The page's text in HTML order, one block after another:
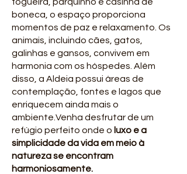
boneca, o espaço proporciona
momentos de paz e relaxamento. Os
animais, incluindo cães, gatos,
galinhas e gansos, convivem em
harmonia com os hóspedes. Além
disso, a Aldeia possui áreas de
contemplação, fontes e lagos que
enriquecem ainda mais o
ambiente.Venha desfrutar de um
refúgio perfeito onde o luxo e a
simplicidade da vida em meio à
natureza se encontram
harmoniosamente.